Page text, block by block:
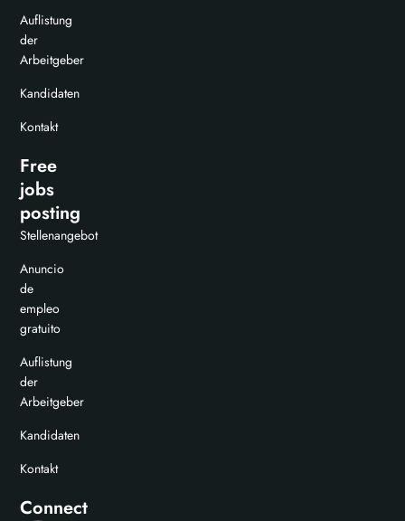
Auflistung
der
Arbeitgeber
Kandidaten
Kontakt
Free
jobs
posting
Stellenangebot
Anuncio
de
empleo
gratuito
Auflistung
der
Arbeitgeber
Kandidaten
Kontakt
Connect